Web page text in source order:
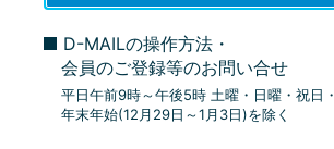
D-MAILの操作方法・
会員のご登録等のお問い合せ
平日午前9時～午後5時 土曜・日曜・祝日・
年末年始(12月29日～1月3日)を除く